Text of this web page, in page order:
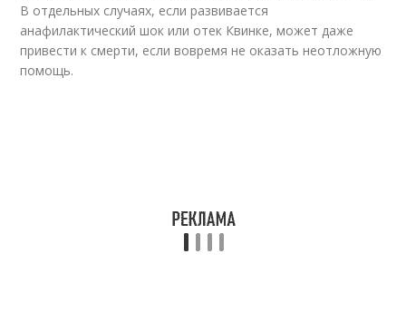
В отдельных случаях, если развивается
анафилактический шок или отек Квинке, может даже
привести к смерти, если вовремя не оказать неотложную
помощь.